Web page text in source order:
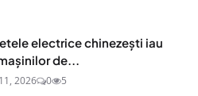
electrice chinezești iau
de...
2026 0 5